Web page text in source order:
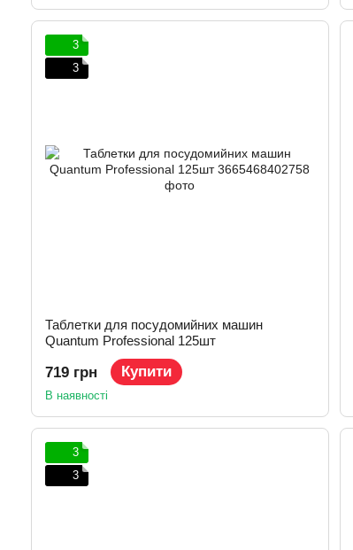
3
3
Таблетки для посудомийних машин
Quantum Professional 125шт
719 грн Купити
В наявності
3
3